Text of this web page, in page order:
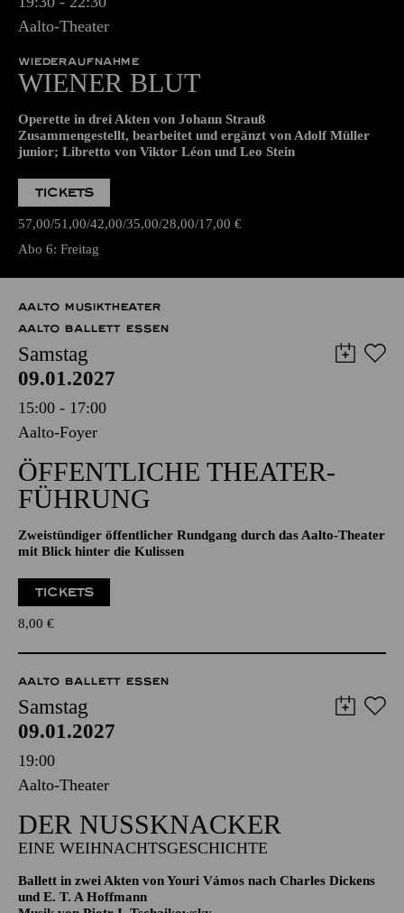
08.01.2027
19:30 - 22:30
Aalto-Theater
WIEDERAUFNAHME
WIENER BLUT
Zusammengestellt, bearbeitet und ergänzt von Adolf Müller
junior; Libretto von Viktor Léon und Leo Stein
TICKETS
57,00 51,00 42,00 35,00 28,00 17,00€
Abo 6: Freitag
AALTO MUSIKTHEATER
AALTO BALLETT ESSEN
Samstag
09.01.2027
15:00 - 17:00
Aalto-Foyer
ÖFFENTLICHE THEATER­
FÜHRUNG
Zweistündiger öffentlicher Rundgang durch das Aalto-Theater
mit Blick hinter die Kulissen
8,00 €
AALTO BALLETT ESSEN
Samstag
09.01.2027
19:00
Aalto-Theater
DER NUSSKNACKER
EINE WEIHNACHTSGESCHICHTE